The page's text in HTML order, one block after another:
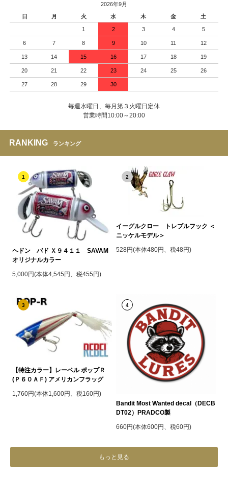
2026年9月
日
月 火 水 木 金 土
1 2 3 4 5
6 7 8 9 10 11 12
13 14 15 16 17 18 19
20 21 22 23 24 25 26
27 28 29 30
毎週水曜日、毎月第３火曜日定休
営業時間10:00～20:00
RANKING ランキング
1
ヘドン バド Ｘ９４１１ SAVAM
オリジナルカラー
5,000円(本体4,545円、税455円)
2
イーグルクロー トレブルフック ＜
ニッケルモデル＞
528円(本体480円、税48円)
3
【特注カラー】レーベル ポップＲ
(Ｐ６０ＡＦ) アメリカンフラッグ
1,760円(本体1,600円、税160円)
4
Bandit Most Wanted decal（DECB
DT02）PRADCO製
660円(本体600円、税60円)
もっと見る